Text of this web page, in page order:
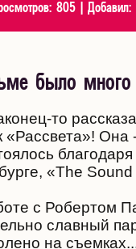
805 | Добавил:
было
то
«Рассвета»! Она
«The
с Робертом
славный
на